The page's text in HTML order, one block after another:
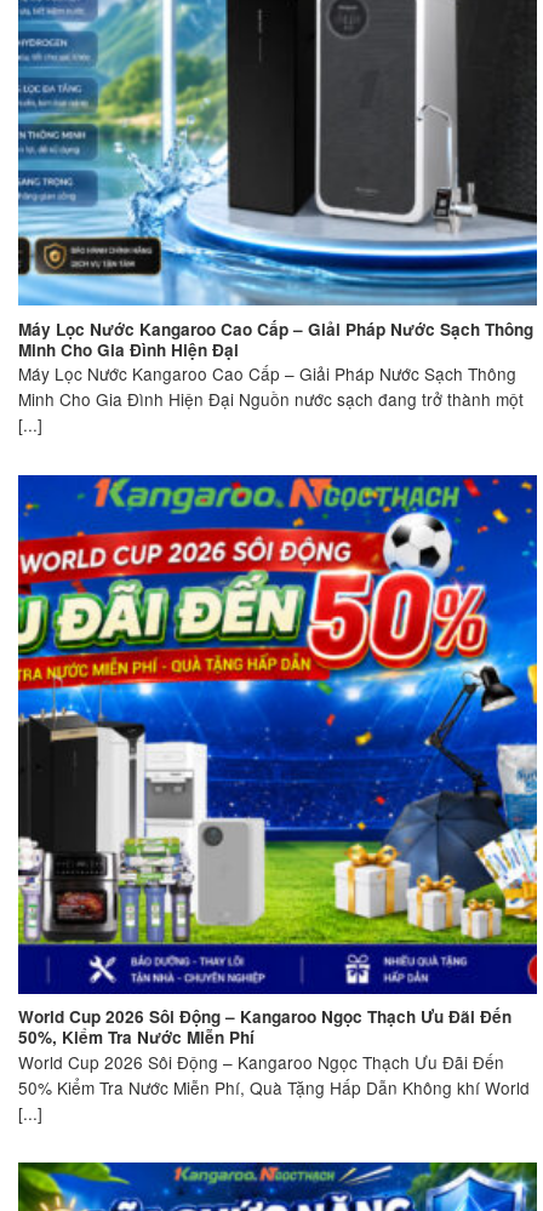
Máy Lọc Nước Kangaroo Cao Cấp – Giải Pháp Nước Sạch Thông
Minh Cho Gia Đình Hiện Đại
Máy Lọc Nước Kangaroo Cao Cấp – Giải Pháp Nước Sạch Thông
Minh Cho Gia Đình Hiện Đại Nguồn nước sạch đang trở thành một
[...]
World Cup 2026 Sôi Động – Kangaroo Ngọc Thạch Ưu Đãi Đến
50%, Kiểm Tra Nước Miễn Phí
World Cup 2026 Sôi Động – Kangaroo Ngọc Thạch Ưu Đãi Đến
50% Kiểm Tra Nước Miễn Phí, Quà Tặng Hấp Dẫn Không khí World
[...]